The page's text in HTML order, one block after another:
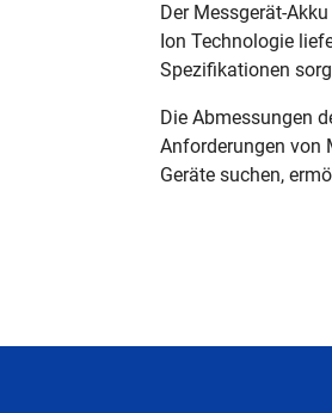
Der Messgerät-
Ion Technologie
Spezifikationen
Die Abmessungen
Anforderungen von
Geräte suchen,